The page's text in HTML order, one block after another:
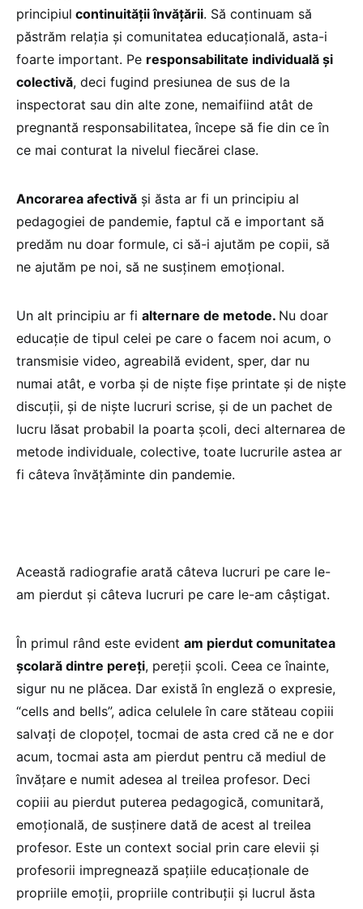
principiul continuității învățării. Să continuam să
păstrăm relația și comunitatea educațională, asta-i
foarte important. Pe responsabilitate individuală și
colectivă, deci fugind presiunea de sus de la
inspectorat sau din alte zone, nemaifiind atât de
pregnantă responsabilitatea, începe să fie din ce în
ce mai conturat la nivelul fiecărei clase.
Ancorarea afectivă și ăsta ar fi un principiu al
pedagogiei de pandemie, faptul că e important să
predăm nu doar formule, ci să-i ajutăm pe copii, să
ne ajutăm pe noi, să ne susținem emoțional.
Un alt principiu ar fi alternare de metode. Nu doar
educație de tipul celei pe care o facem noi acum, o
transmisie video, agreabilă evident, sper, dar nu
numai atât, e vorba și de niște fișe printate și de niște
discuții, și de niște lucruri scrise, și de un pachet de
lucru lăsat probabil la poarta școli, deci alternarea de
metode individuale, colective, toate lucrurile astea ar
fi câteva învățăminte din pandemie.
Această radiografie arată câteva lucruri pe care le-
am pierdut și câteva lucruri pe care le-am câștigat.
În primul rând este evident am pierdut comunitatea
școlară dintre pereți, pereții școli. Ceea ce înainte,
sigur nu ne plăcea. Dar există în engleză o expresie,
“cells and bells”, adica celulele în care stăteau copiii
salvați de clopoțel, tocmai de asta cred că ne e dor
acum, tocmai asta am pierdut pentru că mediul de
învățare e numit adesea al treilea profesor. Deci
copiii au pierdut puterea pedagogică, comunitară,
emoțională, de susținere dată de acest al treilea
profesor. Este un context social prin care elevii și
profesorii impregnează spațiile educaționale de
propriile emoții, propriile contribuții și lucrul ăsta